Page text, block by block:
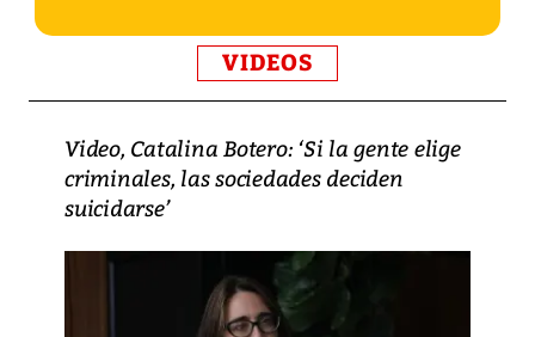
VIDEOS
Video, Catalina Botero: ‘Si la gente elige
criminales, las sociedades deciden
suicidarse’